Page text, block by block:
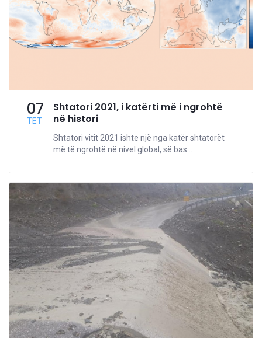
07
TET
Shtatori 2021, i katërti më i ngrohtë
në histori
Shtatori vitit 2021 ishte një nga katër shtatorët
më të ngrohtë në nivel global, së bas...